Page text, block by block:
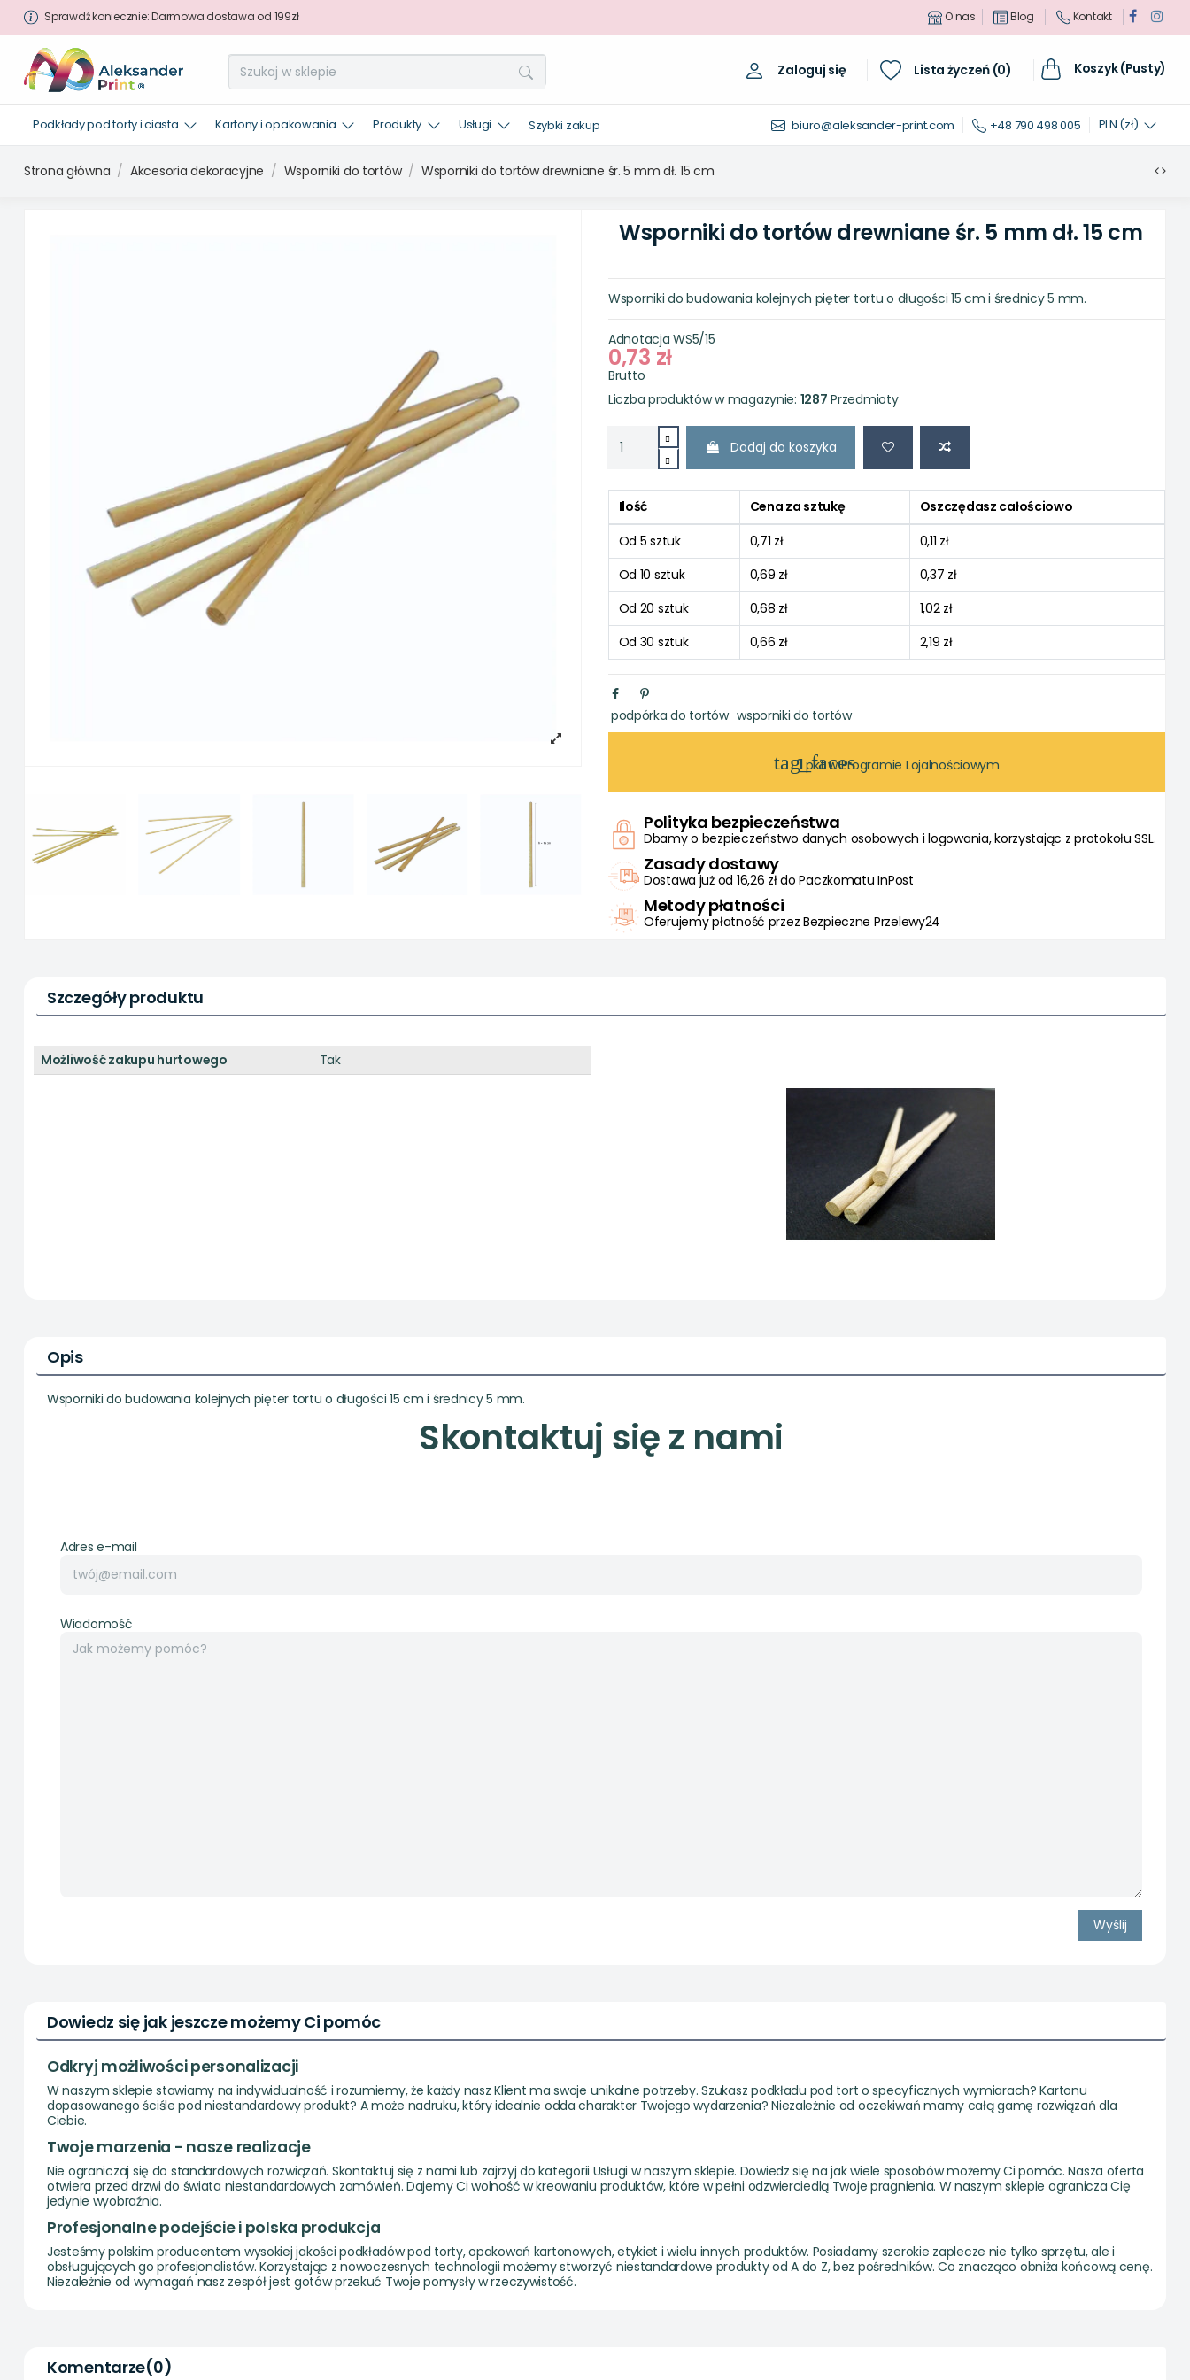
Sprawdź koniecznie: Darmowa dostawa od 199zł O nas Blog Kontakt
Zaloguj się Lista życzeń (0) Koszyk (Pusty)
Podkłady pod torty i ciasta Kartony i opakowania Produkty Usługi Szybki zakup biuro@aleksander-print.com +48 790 498 005 PLN (zł)
Strona główna Akcesoria dekoracyjne Wsporniki do tortów Wsporniki do tortów drewniane śr. 5 mm dł. 15 cm
Wsporniki do tortów drewniane śr. 5 mm dł. 15 cm
Wsporniki do budowania kolejnych pięter tortu o długości 15 cm i średnicy 5 mm.
Adnotacja WS5/15
0,73 zł
Brutto
Liczba produktów w magazynie: 1287 Przedmioty
Dodaj do koszyka
Ilość Cena za sztukę
Oszczędasz całościowo
Od 5 sztuk
0,71 zł
0,11 zł
Od 10 sztuk
0,69 zł
0,37 zł
Od 20 sztuk
0,68 zł
1,02 zł
Od 30 sztuk
0,66 zł 2,19 zł
podpórka do tortów wsporniki do tortów
tag_faces
1pkt w Programie Lojalnościowym
Polityka bezpieczeństwa
Dbamy o bezpieczeństwo danych osobowych i logowania, korzystając z protokołu SSL.
Zasady dostawy
Dostawa już od 16,26 zł do Paczkomatu InPost
Metody płatności
Oferujemy płatność przez Bezpieczne Przelewy24
Szczegóły produktu
Możliwość zakupu hurtowego Tak
Opis
Wsporniki do budowania kolejnych pięter tortu o długości 15 cm i średnicy 5 mm.
Skontaktuj się z nami
Adres e-mail
Wiadomość
Dowiedz się jak jeszcze możemy Ci pomóc
Odkryj możliwości personalizacji
W naszym sklepie stawiamy na indywidualność i rozumiemy, że każdy nasz Klient ma swoje unikalne potrzeby. Szukasz podkładu pod tort o specyficznych wymiarach? Kartonu
dopasowanego ściśle pod niestandardowy produkt? A może nadruku, który idealnie odda charakter Twojego wydarzenia? Niezależnie od oczekiwań mamy całą gamę rozwiązań dla
Ciebie.
Twoje marzenia - nasze realizacje
Nie ograniczaj się do standardowych rozwiązań. Skontaktuj się z nami lub zajrzyj do kategorii Usługi w naszym sklepie. Dowiedz się na jak wiele sposobów możemy Ci pomóc. Nasza oferta
otwiera przed drzwi do świata niestandardowych zamówień. Dajemy Ci wolność w kreowaniu produktów, które w pełni odzwierciedlą Twoje pragnienia. W naszym sklepie ogranicza Cię
jedynie wyobraźnia.
Profesjonalne podejście i polska produkcja
Jesteśmy polskim producentem wysokiej jakości podkładów pod torty, opakowań kartonowych, etykiet i wielu innych produktów. Posiadamy szerokie zaplecze nie tylko sprzętu, ale i
obsługujących go profesjonalistów. Korzystając z nowoczesnych technologii możemy stworzyć niestandardowe produkty od A do Z, bez pośredników. Co znacząco obniża końcową cenę.
Niezależnie od wymagań nasz zespół jest gotów przekuć Twoje pomysły w rzeczywistość.
Komentarze(0)